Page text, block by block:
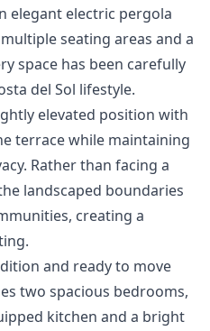
elegant electric pergola
seating areas and a
space has been carefully
del Sol lifestyle.
elevated position with
terrace while maintaining
Rather than facing a
landscaped boundaries
creating a
and ready to move
two spacious bedrooms,
kitchen and a bright